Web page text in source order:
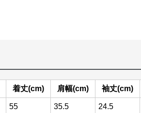
着丈(cm) 肩幅(cm) 袖丈(cm)
55 35.5 24.5